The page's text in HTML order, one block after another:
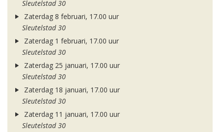
Sleutelstad 30
Zaterdag 8 februari, 17.00 uur
Sleutelstad 30
Zaterdag 1 februari, 17.00 uur
Sleutelstad 30
Zaterdag 25 januari, 17.00 uur
Sleutelstad 30
Zaterdag 18 januari, 17.00 uur
Sleutelstad 30
Zaterdag 11 januari, 17.00 uur
Sleutelstad 30